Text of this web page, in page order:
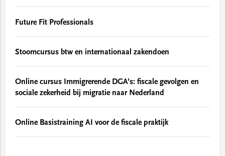
Future Fit Professionals
Stoomcursus btw en internationaal zakendoen
Online cursus Immigrerende DGA’s: fiscale gevolgen en
sociale zekerheid bij migratie naar Nederland
Online Basistraining AI voor de fiscale praktijk